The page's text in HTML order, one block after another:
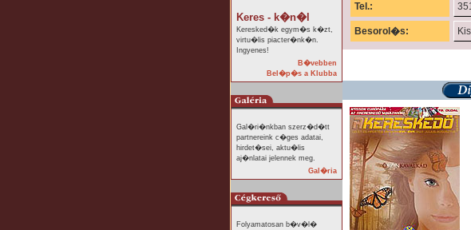
Keres - k�n�l
Keresked�k egym�s k�zt,
virtu�lis piacter�nk�n.
Ingyenes!
B�vebben
Bel�p�s a Klubba
Gal�ri�nkban szerz�d�tt
partnereink c�ges adatai,
hirdet�sei, aktu�lis
aj�nlatai jelennek meg.
Gal�ria
Folyamatosan b�v�l�
Tel.:
Besorol�s: